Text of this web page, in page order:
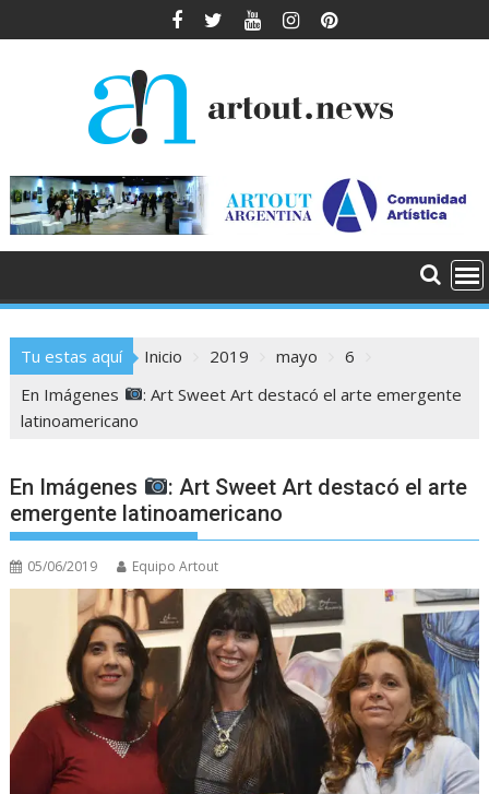
al
Tu estas aquí Inicio 2019 mayo
6
En Imágenes
: Art Sweet Art destacó el arte emergente
latinoamericano
En Imágenes
: Art Sweet Art destacó el arte
emergente latinoamericano
05/06/2019 Equipo Artout